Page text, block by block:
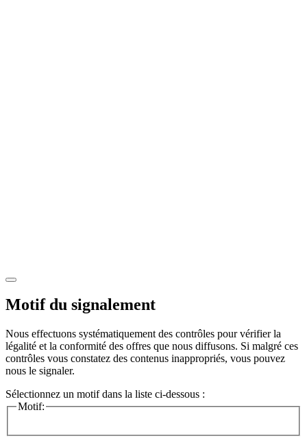
Motif du signalement
Nous effectuons systématiquement des contrôles pour vérifier la
légalité et la conformité des offres que nous diffusons. Si malgré ces
contrôles vous constatez des contenus inappropriés, vous pouvez
nous le signaler.
Sélectionnez un motif dans la liste ci-dessous :
Motif: